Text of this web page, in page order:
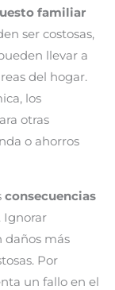
familiar
ser costosas,
llevar a
del hogar.
los
otras
o ahorros
consecuencias
. Ignorar
daños más
Por
un fallo en el